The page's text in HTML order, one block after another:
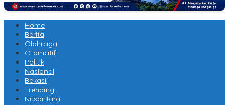
Home
Berita
Olahraga
Otomatif
Politik
Nasional
Bekasi
Trending
Nusantara